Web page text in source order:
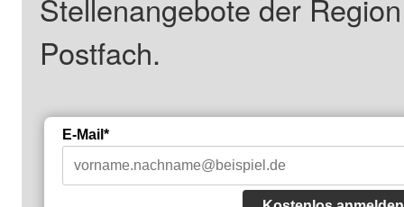
Stellenangebote der
Postfach.
E-Mail*